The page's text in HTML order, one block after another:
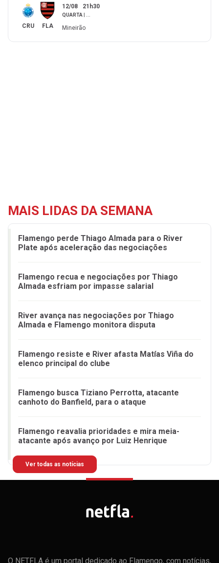
CRU FLA
12/08 21h30
QUARTA
Mineirão
MAIS LIDAS DA SEMANA
Flamengo perde Thiago Almada para o River
Plate após aceleração das negociações
Flamengo recua e negociações por Thiago
Almada esfriam por impasse salarial
River avança nas negociações por Thiago
Almada e Flamengo monitora disputa
Flamengo resiste e River afasta Matías Viña do
elenco principal do clube
Flamengo busca Tiziano Perrotta, atacante
canhoto do Banfield, para o ataque
Flamengo reavalia prioridades e mira meia-
atacante após avanço por Luiz Henrique
Ver todas as notícias
O NETFLA é um portal dedicado ao Flamengo, com notícias,